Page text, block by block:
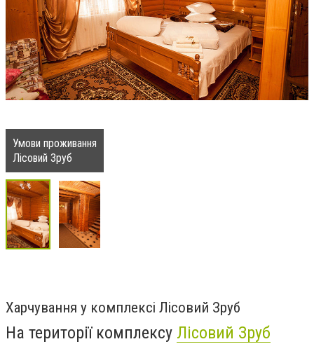
Умови проживання
Лісовий Зруб
Харчування у комплексі Лісовий Зруб
На території комплексу Лісовий Зруб